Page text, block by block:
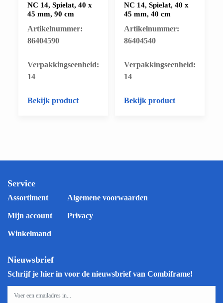
NC 14, Spielat, 40 x
45 mm, 90 cm
Artikelnummer:
86404590
​Verpakkingseenheid:
14
Bekijk product
NC 14, Spielat, 40 x
45 mm, 40 cm
Artikelnummer:
86404540
​Verpakkingseenheid:
14
Bekijk product
Service
Assortiment
Mijn account
Winkelmand
Algemene voorwaarden
Privacy
Nieuwsbrief
Schrijf je hier in voor de nieuwsbrief van Combiframe!